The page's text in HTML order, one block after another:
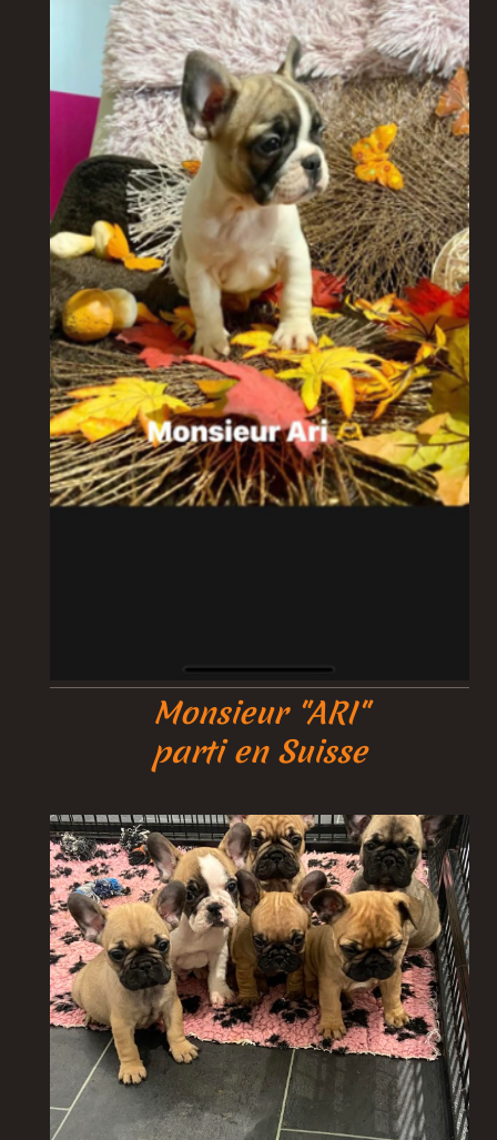
Monsieur "ARI"
parti en Suisse